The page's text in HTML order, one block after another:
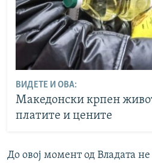
ВИДЕТЕ И ОВА:
Македонски крпен
платите и цените
До овој момент од Владата